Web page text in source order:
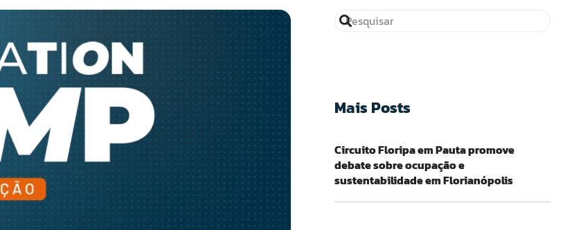
Mais Posts
Circuito Floripa em Pauta promove
debate sobre ocupação e
sustentabilidade em Florianópolis